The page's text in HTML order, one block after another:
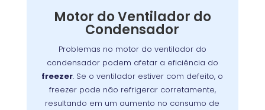
Motor do Ventilador do
Condensador
Problemas no motor do ventilador do
condensador podem afetar a eficiência do
freezer. Se o ventilador estiver com defeito, o
freezer pode não refrigerar corretamente,
resultando em um aumento no consumo de
do calor gerado pelo
freezer
.
Se o ventilador
não operar corretamente, o freezer pode ter
na Augusta realiza
motores defeituosos, assegurando que seu